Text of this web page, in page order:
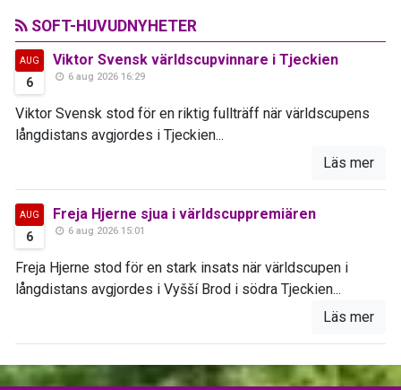
SOFT-HUVUDNYHETER
AUG
6
Viktor Svensk världscupvinnare i Tjeckien
6 aug 2026 16:29
Viktor Svensk stod för en riktig fullträff när världscupens
långdistans avgjordes i Tjeckien...
Läs mer
AUG
6
Freja Hjerne sjua i världscuppremiären
6 aug 2026 15:01
Freja Hjerne stod för en stark insats när världscupen i
långdistans avgjordes i Vyšší Brod i södra Tjeckien...
Läs mer